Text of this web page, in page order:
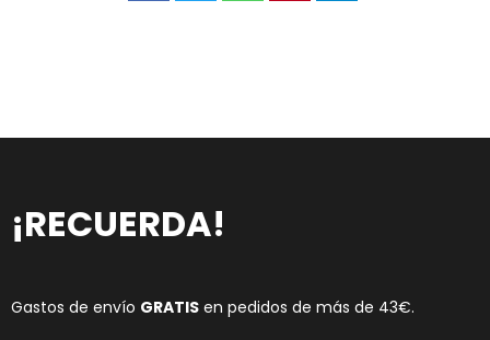
¡RECUERDA!
Gastos de envío GRATIS en pedidos de más de 43€.